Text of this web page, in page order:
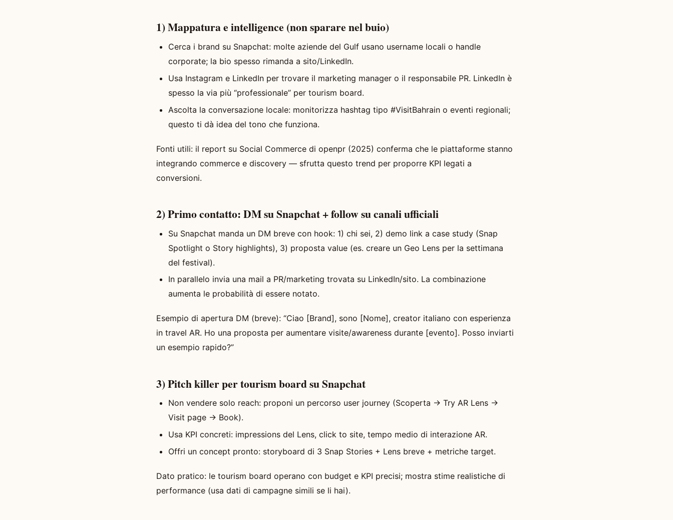
1) Mappatura e intelligence (non sparare nel buio)
Cerca i brand su Snapchat: molte aziende del Gulf usano username locali o handle
corporate; la bio spesso rimanda a sito/LinkedIn.
Usa Instagram e LinkedIn per trovare il marketing manager o il responsabile PR. LinkedIn è
spesso la via più “professionale” per tourism board.
Ascolta la conversazione locale: monitorizza hashtag tipo #VisitBahrain o eventi regionali;
questo ti dà idea del tono che funziona.
Fonti utili: il report su Social Commerce di openpr (2025) conferma che le piattaforme stanno
integrando commerce e discovery — sfrutta questo trend per proporre KPI legati a
conversioni.
2) Primo contatto: DM su Snapchat + follow su canali ufficiali
Su Snapchat manda un DM breve con hook: 1) chi sei, 2) demo link a case study (Snap
Spotlight o Story highlights), 3) proposta value (es. creare un Geo Lens per la settimana
del festival).
In parallelo invia una mail a PR/marketing trovata su LinkedIn/sito. La combinazione
aumenta le probabilità di essere notato.
Esempio di apertura DM (breve): “Ciao [Brand], sono [Nome], creator italiano con esperienza
in travel AR. Ho una proposta per aumentare visite/awareness durante [evento]. Posso inviarti
un esempio rapido?”
3) Pitch killer per tourism board su Snapchat
Non vendere solo reach: proponi un percorso user journey (Scoperta → Try AR Lens →
Visit page → Book).
Usa KPI concreti: impressions del Lens, click to site, tempo medio di interazione AR.
Offri un concept pronto: storyboard di 3 Snap Stories + Lens breve + metriche target.
Dato pratico: le tourism board operano con budget e KPI precisi; mostra stime realistiche di
performance (usa dati di campagne simili se li hai).